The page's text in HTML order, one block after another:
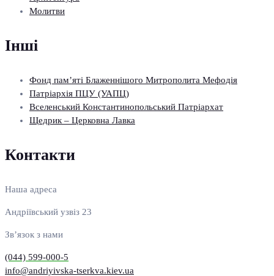
Молитви
Інші
Фонд пам’яті Блаженнішого Митрополита Мефодія
Патріархія ПЦУ (УАПЦ)
Вселенський Константинопольський Патріархат
Щедрик – Церковна Лавка
Контакти
Наша адреса
Андріївський узвіз 23
Зв’язок з нами
(044) 599-000-5
info@andriyivska-tserkva.kiev.ua